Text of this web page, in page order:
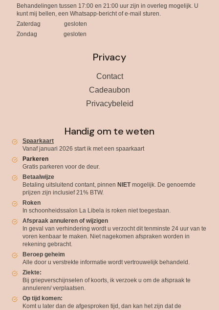
Behandelingen tussen 17:00 en 21:00 uur zijn in overleg mogelijk. U
kunt mij bellen, een Whatsapp-bericht of e-mail sturen.
Zaterdag gesloten
Zondag gesloten
Privacy
Contact
Cadeaubon
Privacybeleid
Handig om te weten
Spaarkaart
Vanaf januari 2026 start ik met een spaarkaart
Parkeren
Gratis parkeren voor de deur.
Betaalwijze
Betaling uitsluitend contant, pinnen NIETmogelijk. De genoemde
prijzen zijn inclusief 21% BTW.
Roken
In schoonheidssalon La Libela is roken niet toegestaan.
Afspraak annuleren of wijzigen
In geval van verhindering wordt u verzocht dit tenminste 24 uur van te
voren kenbaar te maken. Niet nagekomen afspraken worden in
rekening gebracht.
Beroep geheim
Alle door u verstrekte informatie wordt vertrouwelijk behandeld.
Ziekte:
Bij griepverschijnselen of koorts, ik verzoek u om de afspraak te
annuleren/ verplaatsen.
Op tijd komen:
Komt u later dan de afgesproken tijd, dan kan het zijn dat de